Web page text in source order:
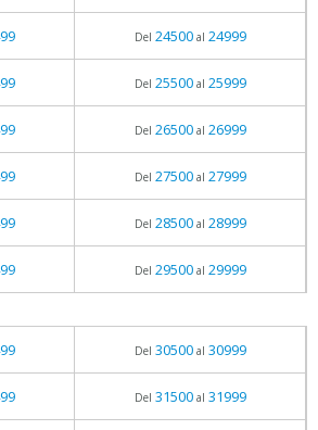
Del 24500al 24999
Del 25500al 25999
Del 26500al 26999
Del 27500al 27999
Del 28500al 28999
Del 29500al 29999
Del 30500al 30999
Del 31500al 31999